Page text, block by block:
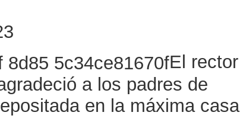
El rector
a los padres de
en la máxima casa